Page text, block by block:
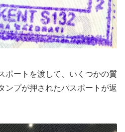
ポートを渡して、いくつかの質
ンプが押されたパスポートが返